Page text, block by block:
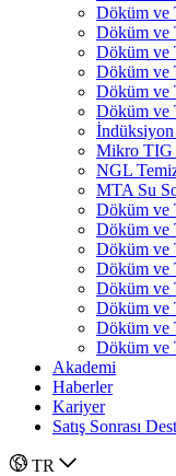
Döküm ve
Döküm ve
Döküm ve
Döküm ve
Döküm ve
Döküm ve
İndüksiyon
Mikro TIG
NGL
MTA Su
Döküm ve
Döküm ve
Döküm ve
Döküm ve
Döküm ve
Döküm ve
Döküm ve
Döküm ve
Akademi
Haberler
Kariyer
Satış Sonrası
TR